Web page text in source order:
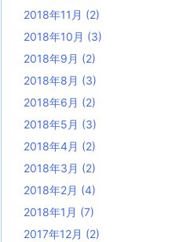
2018年11月 (2)
2018年10月 (3)
2018年9月 (2)
2018年8月 (3)
2018年6月 (2)
2018年5月 (3)
2018年4月 (2)
2018年3月 (2)
2018年2月 (4)
2018年1月 (7)
2017年12月 (2)